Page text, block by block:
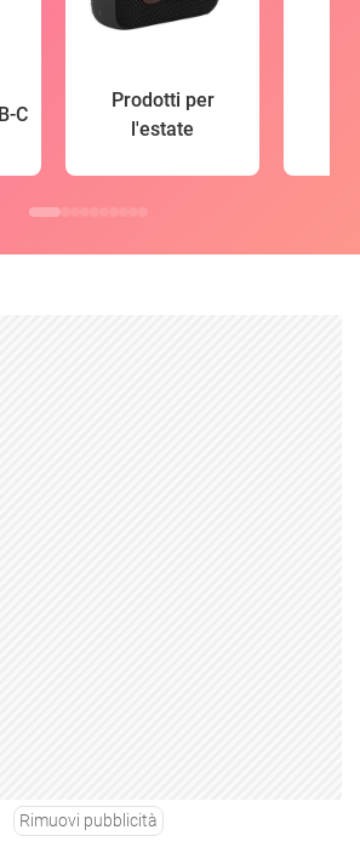
C
Prodotti per
l'estate
Rimuovi pubblicità